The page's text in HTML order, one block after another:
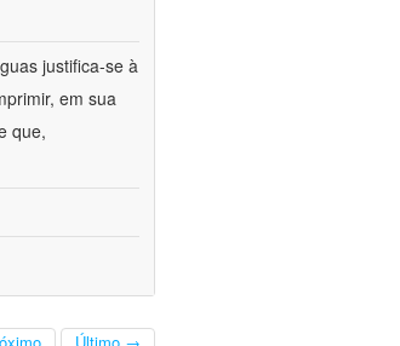
justifica-se à
em sua
que,